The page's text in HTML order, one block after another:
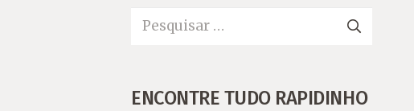
Pesquisar
ENCONTRE TUDO RAPIDINHO